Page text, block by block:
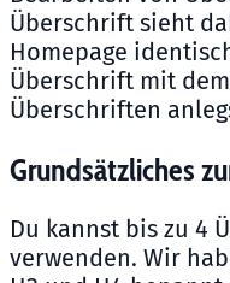
Überschrift sieht
Homepage
Überschrift mit
Überschriften
Grundsätzliches
Du kannst bis zu 4
verwenden. Wir